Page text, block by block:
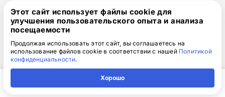
Обязательно укажите контактный номер телефон.
Наш специалист свяжется с вами и утонит все
Выбирайте курс под свои цели
Этот сайт использует файлы cookie для
улучшения пользовательского опыта и анализа
посещаемости
Продолжая использовать этот сайт, вы соглашаетесь на
использование файлов cookie в соответствии с нашей Политикой
конфиденциальности.
Хорошо